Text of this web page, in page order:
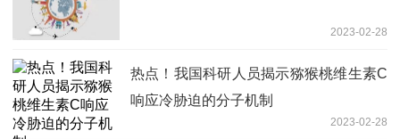
2023-02-28
热点！我国科研人员揭示猕猴桃维生素C
响应冷胁迫的分子机制
2023-02-28